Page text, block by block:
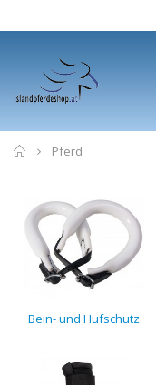
Home
Pferd
Bein- und Hufschutz